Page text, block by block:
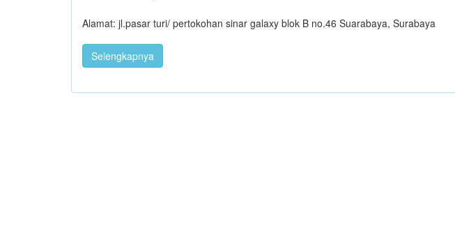
Alamat: jl.pasar turi/ pertokohan sinar galaxy blok B no.46 Suarabaya, Surabaya
Selengkapnya